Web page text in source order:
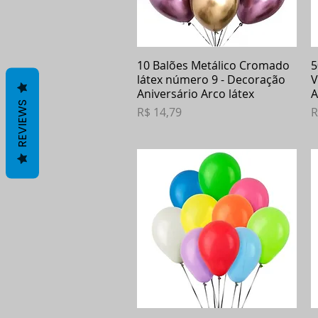
Visualização rápida
10 Balões Metálico Cromado
látex número 9 - Decoração
Aniversário Arco látex
Preço
R$ 14,79
REVIEWS